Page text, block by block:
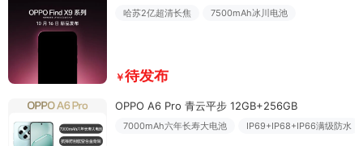
哈苏2亿超清长焦 7500mAh冰川电池
￥待发布
OPPO A6 Pro 青云平步 12GB+256GB
7000mAh六年长寿大电池 IP69+IP68+IP66满级防水